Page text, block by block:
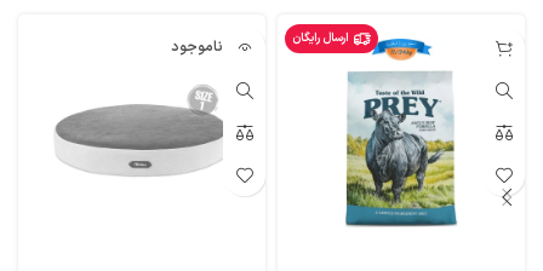
ارسال رایگان ناموجود